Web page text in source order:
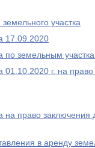
участка
17.09.2020
по земельным
г. на
право заключения
в аренду